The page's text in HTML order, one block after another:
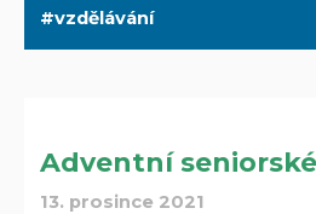
vzdělávání
Adventní
13. prosince 2021